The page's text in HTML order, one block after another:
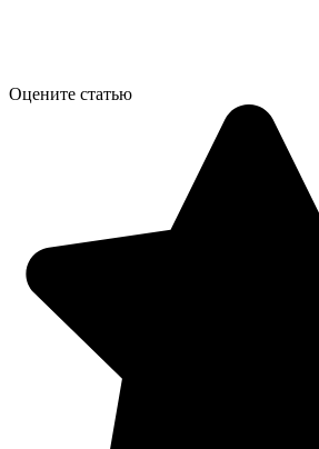
Оцените статью